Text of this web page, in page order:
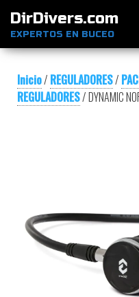
DirDivers.com
EXPERTOS EN BUCEO
Inicio/ REGULADORES/
REGULADORES/ DYNAMIC